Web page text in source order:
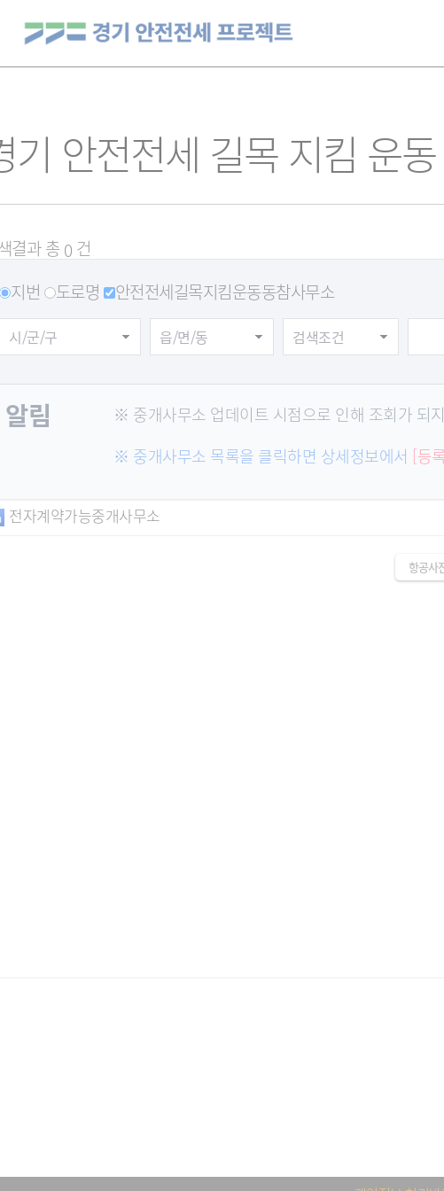
기 안전전세 길목 지킴 운
결과 총0 건
지번
도로명 안전전세길목지킴운동동참사무소
알림
※ 중개사무소 업데이트 시점으로 인해 조회가 되
※ 중개사무소 목록을 클릭하면 상세정보에서 [등
전자계약가능중개사무소
항공사